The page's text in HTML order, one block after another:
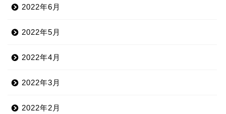
2022年6月
2022年5月
2022年4月
2022年3月
2022年2月